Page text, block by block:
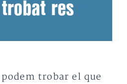
res
trobar el que